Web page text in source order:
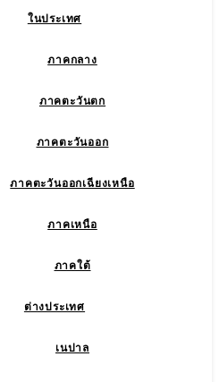
ในประเทศ
ภาคกลาง
ภาคตะวันตก
ภาคตะวันออก
ภาคตะวันออกเฉียงเหนือ
ภาคเหนือ
ภาคใต้
ต่างประเทศ
เนปาล